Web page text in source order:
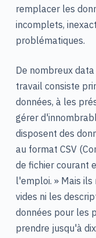
remplacer les
incomplets,
problématiques.
De nombreux
travail consiste
données, à les
gérer
disposent des
au format CSV
de fichier courant
l'emploi. » Mais
vides ni les
données pour les
prendre jusqu'à